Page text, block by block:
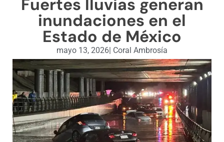
VIDEOS
Fuertes lluvias generan
inundaciones en el
Estado de México
mayo 13, 2026| Coral Ambrosía